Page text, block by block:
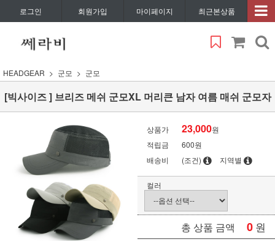
로그인 회원가입 마이페이지 최근본상품
HEADGEAR 군모 군모
[빅사이즈 ] 브리즈 메쉬 군모XL 머리큰 남자 여름 매쉬 군모자
상품가 23,000원
적립금
600원
배송비
(조건) 지역별
컬러
총 상품 금액 0 원